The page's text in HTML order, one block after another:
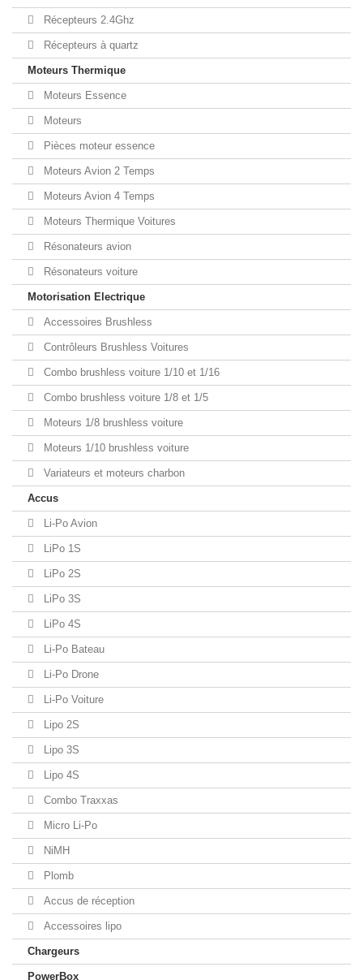
Récepteurs 2.4Ghz
Récepteurs à quartz
Moteurs Thermique
Moteurs Essence
Moteurs
Pièces moteur essence
Moteurs Avion 2 Temps
Moteurs Avion 4 Temps
Moteurs Thermique Voitures
Résonateurs avion
Résonateurs voiture
Motorisation Electrique
Accessoires Brushless
Contrôleurs Brushless Voitures
Combo brushless voiture 1/10 et 1/16
Combo brushless voiture 1/8 et 1/5
Moteurs 1/8 brushless voiture
Moteurs 1/10 brushless voiture
Variateurs et moteurs charbon
Accus
Li-Po Avion
LiPo 1S
LiPo 2S
LiPo 3S
LiPo 4S
Li-Po Bateau
Li-Po Drone
Li-Po Voiture
Lipo 2S
Lipo 3S
Lipo 4S
Combo Traxxas
Micro Li-Po
NiMH
Plomb
Accus de réception
Accessoires lipo
Chargeurs
PowerBox